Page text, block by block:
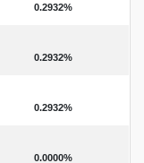
0.2932%
0.2932%
0.2932%
0.0000%